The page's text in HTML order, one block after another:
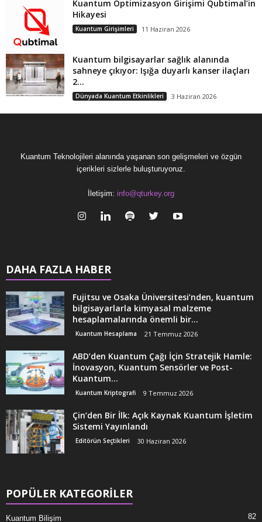
Kuantum Optimizasyon Girişimi Qubtimal’in
Hikayesi
Kuantum Girişimleri 11 Haziran 2026
Kuantum bilgisayarlar sağlık alanında
sahneye çıkıyor: Işığa duyarlı kanser ilaçları
2...
Dünyada Kuantum Etkinlikleri 3 Haziran 2026
Kuantum Teknolojileri alanında yaşanan son gelişmeleri ve özgün
içerikleri sizlerle buluşturuyoruz.
İletişim: info@qturkey.org
DAHA FAZLA HABER
Fujitsu ve Osaka Üniversitesi’nden, kuantum
bilgisayarlarla kimyasal malzeme
hesaplamalarında önemli bir...
Kuantum Hesaplama 21 Temmuz 2026
ABD’den Kuantum Çağı İçin Stratejik Hamle:
İnovasyon, Kuantum Sensörler ve Post-
Kuantum...
Kuantum Kriptografi 9 Temmuz 2026
Çin’den Bir İlk: Açık Kaynak Kuantum İşletim
Sistemi Yayınlandı
Editörün Seçtikleri 30 Haziran 2026
POPÜLER KATEGORİLER
Kuantum Bilişim 82